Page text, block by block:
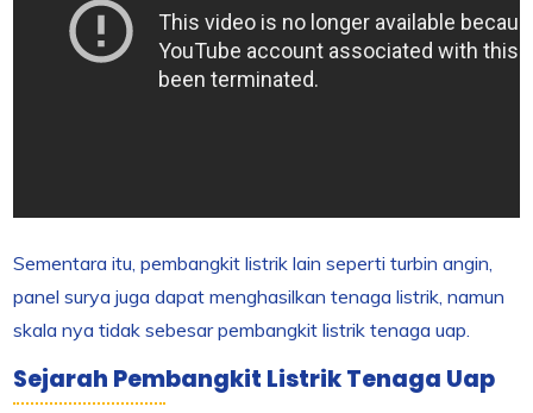
Sementara itu, pembangkit listrik lain seperti turbin angin,
panel surya juga dapat menghasilkan tenaga listrik, namun
skala nya tidak sebesar pembangkit listrik tenaga uap.
Sejarah Pembangkit Listrik Tenaga Uap